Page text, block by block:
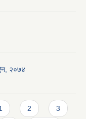
ऐन, २०७४
2 3